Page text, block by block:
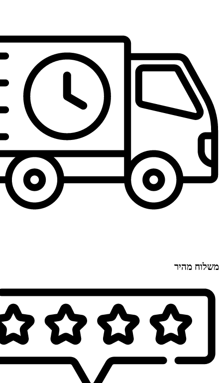
משלוח מהיר